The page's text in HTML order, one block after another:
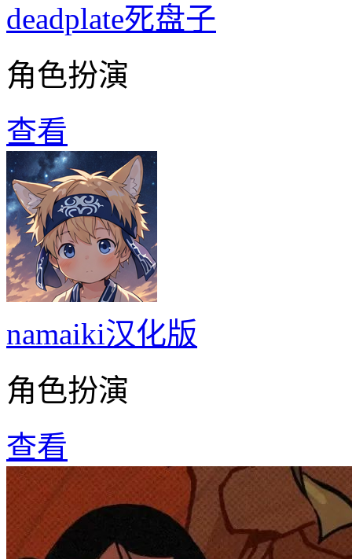
deadplate死盘子
角色扮演
查看
namaiki汉化版
角色扮演
查看